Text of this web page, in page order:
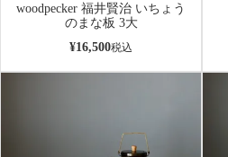
woodpecker 福井賢治 いちょう
のまな板 3大
¥16,500税込